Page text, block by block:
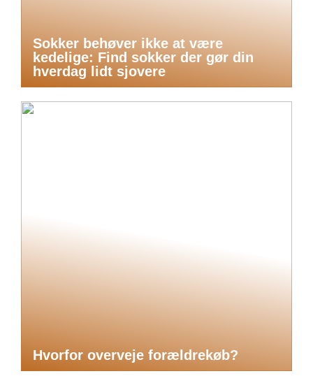
Sokker behøver ikke at være
kedelige: Find sokker der gør din
hverdag lidt sjovere
Hvorfor overveje forældrekøb?